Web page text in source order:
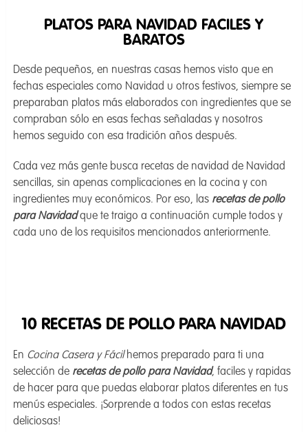
PLATOS PARA NAVIDAD FACILES Y
BARATOS
Desde pequeños, en nuestras casas hemos visto que en
fechas especiales como Navidad u otros festivos, siempre se
preparaban platos más elaborados con ingredientes que se
compraban sólo en esas fechas señaladas y nosotros
hemos seguido con esa tradición años después.
Cada vez más gente busca recetas de navidad de Navidad
sencillas, sin apenas complicaciones en la cocina y con
ingredientes muy económicos. Por eso, las recetas de pollo
para Navidadque te traigo a continuación cumple todos y
cada uno de los requisitos mencionados anteriormente.
10 RECETAS DE POLLO PARA NAVIDAD
En Cocina Casera y Fácilhemos preparado para ti una
selección de recetas de pollo para Navidad, faciles y rapidas
de hacer para que puedas elaborar platos diferentes en tus
menús especiales. ¡Sorprende a todos con estas recetas
deliciosas!